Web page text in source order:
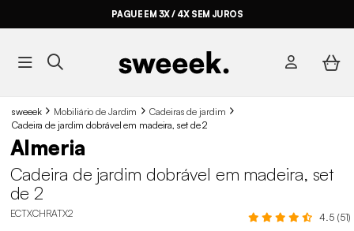
PAGUE EM 3X / 4X SEM JUROS
sweeek Mobiliário de Jardim
Cadeiras de jardim
Cadeira de jardim dobrável em madeira, set de 2
Almeria
Cadeira de jardim dobrável em madeira, set
de 2
ECTXCHRATX2 4.5 (51)